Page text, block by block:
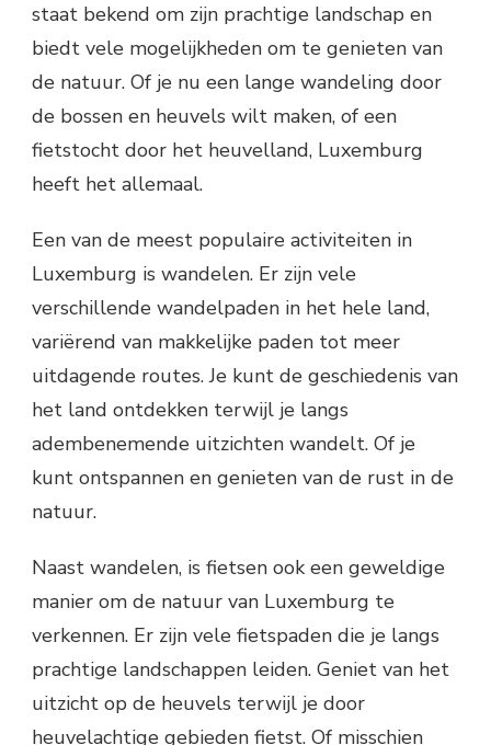
staat bekend om zijn prachtige landschap en
biedt vele mogelijkheden om te genieten van
de natuur. Of je nu een lange wandeling door
de bossen en heuvels wilt maken, of een
fietstocht door het heuvelland, Luxemburg
heeft het allemaal.
Een van de meest populaire activiteiten in
Luxemburg is wandelen. Er zijn vele
verschillende wandelpaden in het hele land,
variërend van makkelijke paden tot meer
uitdagende routes. Je kunt de geschiedenis van
het land ontdekken terwijl je langs
adembenemende uitzichten wandelt. Of je
kunt ontspannen en genieten van de rust in de
natuur.
Naast wandelen, is fietsen ook een geweldige
manier om de natuur van Luxemburg te
verkennen. Er zijn vele fietspaden die je langs
prachtige landschappen leiden. Geniet van het
uitzicht op de heuvels terwijl je door
heuvelachtige gebieden fietst. Of misschien